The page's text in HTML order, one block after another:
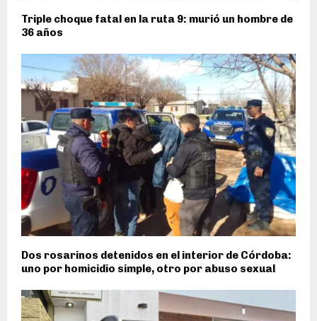
Triple choque fatal en la ruta 9: murió un hombre de
36 años
Dos rosarinos detenidos en el interior de Córdoba:
uno por homicidio simple, otro por abuso sexual